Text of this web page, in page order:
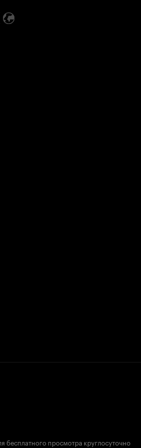
бесплатного просмотра круглосуточно